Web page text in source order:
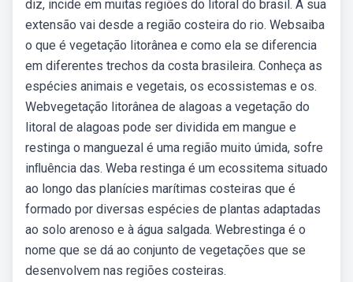
diz, incide em muitas regiões do litoral do brasil. A sua
extensão vai desde a região costeira do rio. Websaiba
o que é vegetação litorânea e como ela se diferencia
em diferentes trechos da costa brasileira. Conheça as
espécies animais e vegetais, os ecossistemas e os.
Webvegetação litorânea de alagoas a vegetação do
litoral de alagoas pode ser dividida em mangue e
restinga o manguezal é uma região muito úmida, sofre
inﬂuência das. Weba restinga é um ecossitema situado
ao longo das planícies marítimas costeiras que é
formado por diversas espécies de plantas adaptadas
ao solo arenoso e à água salgada. Webrestinga é o
nome que se dá ao conjunto de vegetações que se
desenvolvem nas regiões costeiras.